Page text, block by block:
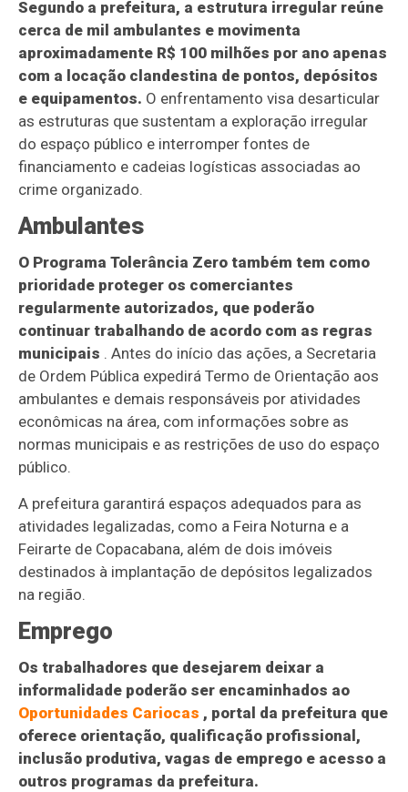
Segundo a prefeitura, a estrutura irregular reúne
cerca de mil ambulantes e movimenta
aproximadamente R$ 100 milhões por ano apenas
com a locação clandestina de pontos, depósitos
e equipamentos. O enfrentamento visa desarticular
as estruturas que sustentam a exploração irregular
do espaço público e interromper fontes de
financiamento e cadeias logísticas associadas ao
crime organizado.
Ambulantes
O Programa Tolerância Zero também tem como
prioridade proteger os comerciantes
regularmente autorizados, que poderão
continuar trabalhando de acordo com as regras
municipais . Antes do início das ações, a Secretaria
de Ordem Pública expedirá Termo de Orientação aos
ambulantes e demais responsáveis por atividades
econômicas na área, com informações sobre as
normas municipais e as restrições de uso do espaço
público.
A prefeitura garantirá espaços adequados para as
atividades legalizadas, como a Feira Noturna e a
Feirarte de Copacabana, além de dois imóveis
destinados à implantação de depósitos legalizados
na região.
Emprego
Os trabalhadores que desejarem deixar a
informalidade poderão ser encaminhados ao
Oportunidades Cariocas , portal da prefeitura que
oferece orientação, qualificação profissional,
inclusão produtiva, vagas de emprego e acesso a
outros programas da prefeitura.